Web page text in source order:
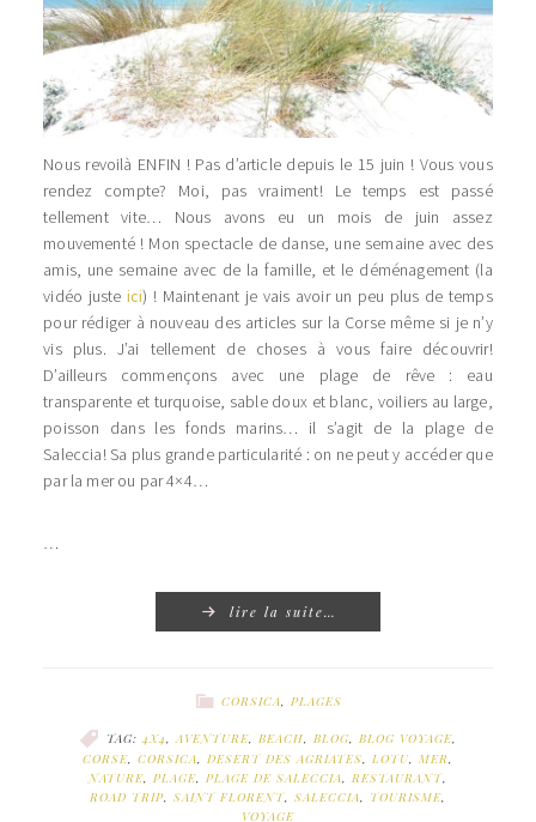
Nous revoilà ENFIN ! Pas d’article depuis le 15 juin ! Vous vous
rendez compte? Moi, pas vraiment! Le temps est passé
tellement vite… Nous avons eu un mois de juin assez
mouvementé ! Mon spectacle de danse, une semaine avec des
amis, une semaine avec de la famille, et le déménagement (la
vidéo juste ici) ! Maintenant je vais avoir un peu plus de temps
pour rédiger à nouveau des articles sur la Corse même si je n’y
vis plus. J’ai tellement de choses à vous faire découvrir!
D’ailleurs commençons avec une plage de rêve : eau
transparente et turquoise, sable doux et blanc, voiliers au large,
poisson dans les fonds marins… il s’agit de la plage de
Saleccia! Sa plus grande particularité : on ne peut y accéder que
par la mer ou par 4×4…
…
lire la suite…
CORSICA PLAGES
TAG: 4X4 AVENTURE BEACH BLOG BLOG VOYAGE
CORSE CORSICA DESERT DES AGRIATES LOTU MER
NATURE PLAGE PLAGE DE SALECCIA RESTAURANT
ROAD TRIP SAINT FLORENT SALECCIA TOURISME
VOYAGE